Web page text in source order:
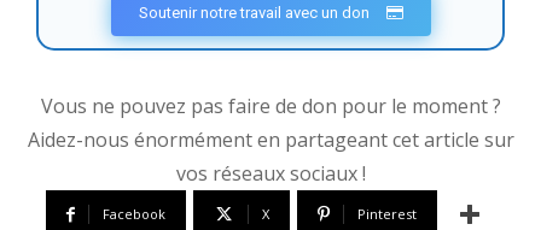
Soutenir notre travail avec un don
Vous ne pouvez pas faire de don pour le moment ?
Aidez-nous énormément en partageant cet article sur
vos réseaux sociaux !
Facebook X Pinterest